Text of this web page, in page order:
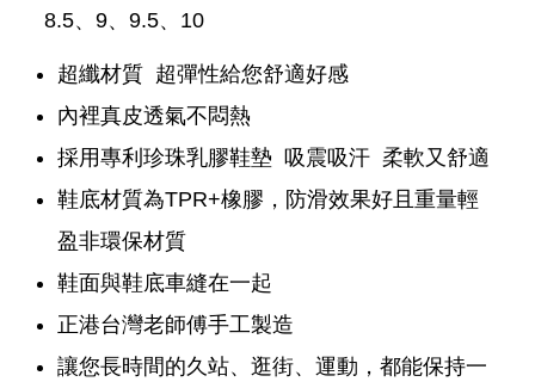
8.5、9、9.5、10
超纖材質 超彈性給您舒適好感
內裡真皮透氣不悶熱
採用專利珍珠乳膠鞋墊 吸震吸汗 柔軟又舒適
鞋底材質為TPR+橡膠，防滑效果好且重量輕
盈非環保材質
鞋面與鞋底車縫在一起
正港台灣老師傅手工製造
讓您長時間的久站、逛街、運動，都能保持一